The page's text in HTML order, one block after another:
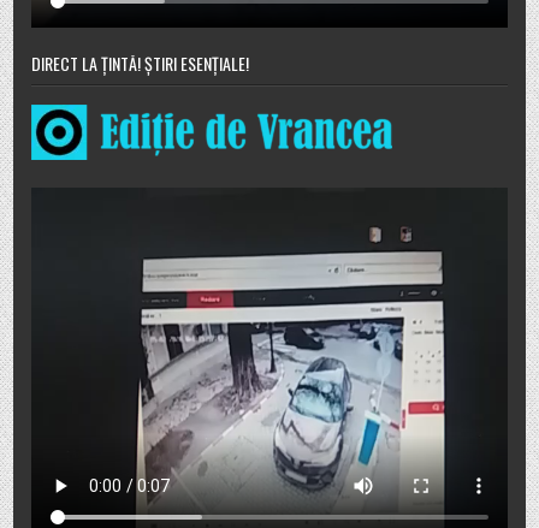
DIRECT LA ȚINTĂ! ȘTIRI ESENȚIALE!